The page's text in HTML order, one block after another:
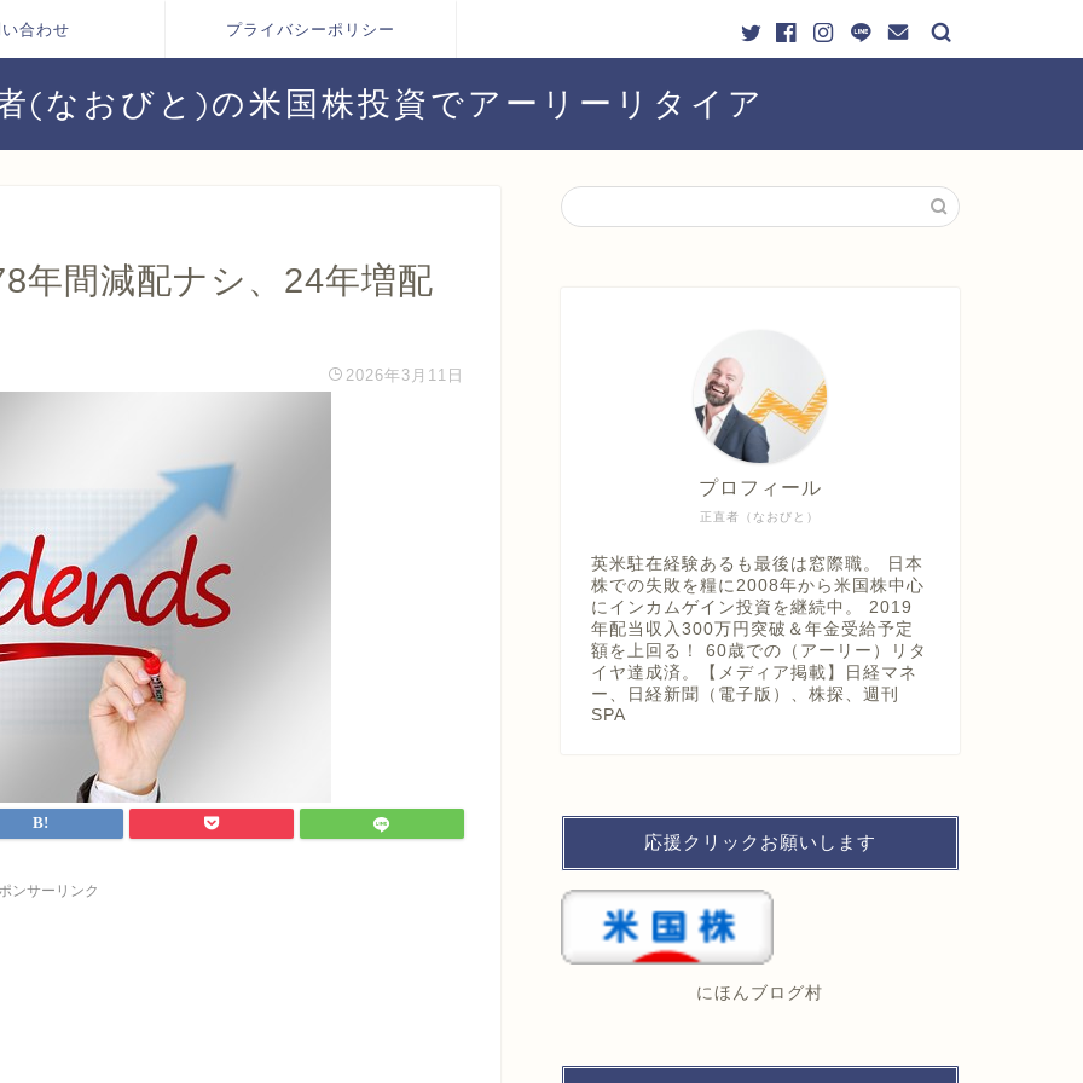
合わせ プライバシーポリシー
(なおびと)の米国株投資でアーリーリタイア
間減配ナシ、24年増配
2026年3月11日
ンサーリンク
正直者（なおびと）
プロフィール
英米駐在経験あるも最後は窓際職。 日本
株での失敗を糧に2008年から米国株中心
にインカムゲイン投資を継続中。 2019
年配当収入300万円突破＆年金受給予定
額を上回る！ 60歳での（アーリー）リタ
イヤ達成済。【メディア掲載】日経マネ
ー、日経新聞（電子版）、株探、週刊
SPA
応援クリックお願いします
にほんブログ村